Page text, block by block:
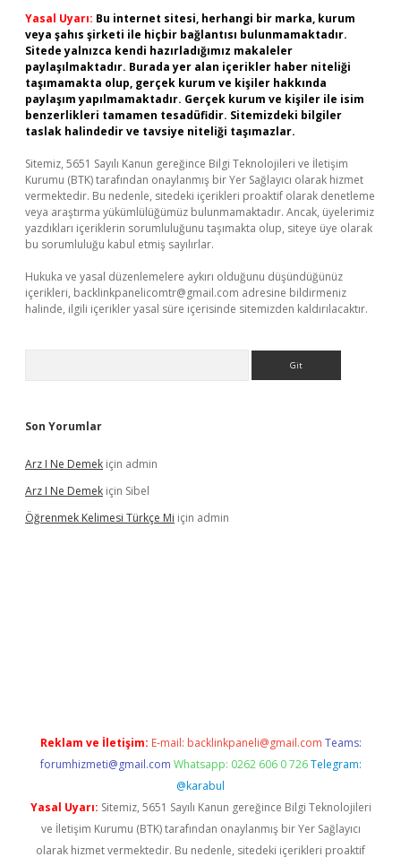
Yasal Uyarı: Bu internet sitesi, herhangi bir marka, kurum
veya şahıs şirketi ile hiçbir bağlantısı bulunmamaktadır.
Sitede yalnızca kendi hazırladığımız makaleler
paylaşılmaktadır. Burada yer alan içerikler haber niteliği
taşımamakta olup, gerçek kurum ve kişiler hakkında
paylaşım yapılmamaktadır. Gerçek kurum ve kişiler ile isim
benzerlikleri tamamen tesadüfidir. Sitemizdeki bilgiler
taslak halindedir ve tavsiye niteliği taşımazlar.
Sitemiz, 5651 Sayılı Kanun gereğince Bilgi Teknolojileri ve İletişim
Kurumu (BTK) tarafından onaylanmış bir Yer Sağlayıcı olarak hizmet
vermektedir. Bu nedenle, sitedeki içerikleri proaktif olarak denetleme
veya araştırma yükümlülüğümüz bulunmamaktadır. Ancak, üyelerimiz
yazdıkları içeriklerin sorumluluğunu taşımakta olup, siteye üye olarak
bu sorumluluğu kabul etmiş sayılırlar.
Hukuka ve yasal düzenlemelere aykırı olduğunu düşündüğünüz
içerikleri, backlinkpanelicomtr@gmail.com adresine bildirmeniz
halinde, ilgili içerikler yasal süre içerisinde sitemizden kaldırılacaktır.
Son Yorumlar
Arz I Ne Demek için admin
Arz I Ne Demek için Sibel
Öğrenmek Kelimesi Türkçe Mi için admin
Reklam ve İletişim: E-mail: backlinkpaneli@gmail.com Teams:
forumhizmeti@gmail.com Whatsapp: 0262 606 0 726 Telegram:
@karabul
Yasal Uyarı: Sitemiz, 5651 Sayılı Kanun gereğince Bilgi Teknolojileri
ve İletişim Kurumu (BTK) tarafından onaylanmış bir Yer Sağlayıcı
olarak hizmet vermektedir. Bu nedenle, sitedeki içerikleri proaktif